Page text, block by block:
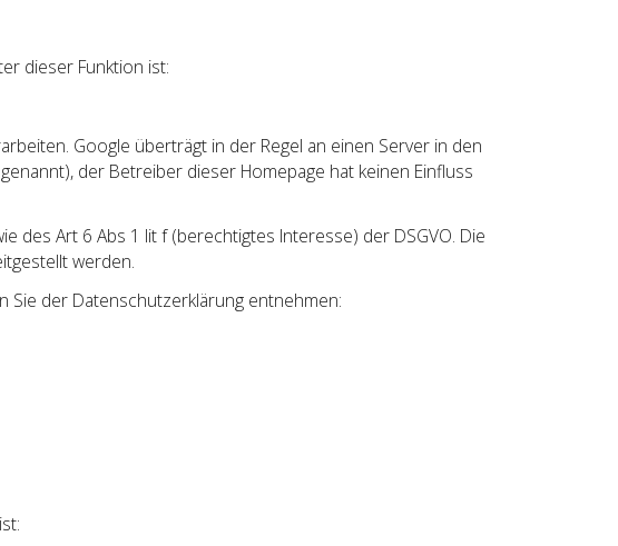
dieser Funktion ist:
Google überträgt in der Regel an einen Server in den
der Betreiber dieser Homepage hat keinen Einfluss
des Art 6 Abs 1 lit f (berechtigtes Interesse) der DSGVO. Die
werden.
Sie der Datenschutzerklärung entnehmen: